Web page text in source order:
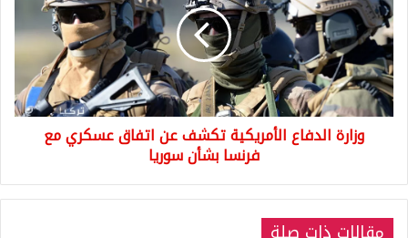
تكشف
عن
اتفاق
عسكري
مع
فرنسا
وزارة الدفاع الأمريكية تكشف عن اتفاق عسكري مع
فرنسا بشأن سوريا